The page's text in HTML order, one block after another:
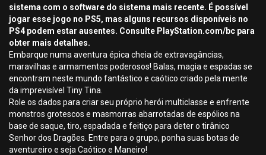
sistema com o software do sistema mais recente. É possível
jogar esse jogo no PS5, mas alguns recursos disponíveis no
PS4 podem estar ausentes. Consulte PlayStation.com/bc para
obter mais detalhes.
Embarque numa aventura épica cheia de extravagâncias,
maravilhas e armamentos poderosos! Balas, magia e espadas se
encontram neste mundo fantástico e caótico criado pela mente
da imprevisível Tiny Tina.
Role os dados para criar seu próprio herói multiclasse e enfrente
monstros grotescos e masmorras abarrotadas de espólios na
base de saque, tiro, espadada e feitiço para deter o tirânico
Senhor dos Dragões. Entre para o grupo, ponha suas botas de
aventureiro e seja Caótico e Maneiro!